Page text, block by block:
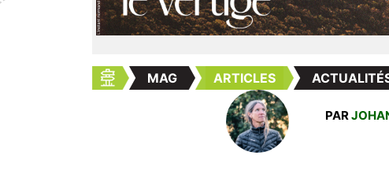
MAG ARTICLES
PAR